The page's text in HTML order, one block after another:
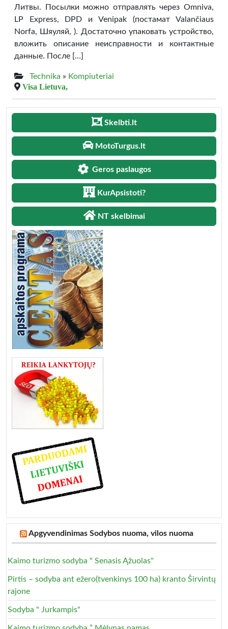
Литвы. Посылки можно отправлять через Omniva,
LP Express, DPD и Venipak (постамат Valančiaus
Norfa, Шяуляй, ). Достаточно упаковать устройство,
вложить описание неисправности и контактные
данные. После […]
Technika » Kompiuteriai
Visa Lietuva,
Skelbti.lt
MotoTurgus.lt
Geros paslaugos
KurApsistoti?
NT skelbimai
Apgyvendinimas Sodybos nuoma, vilos nuoma
Kaimo turizmo sodyba " Senasis Ąžuolas"
Pirtis – sodyba ant ežero(tvenkinys 100 ha) kranto Širvintų
rajone
Sodyba " Jurkampis"